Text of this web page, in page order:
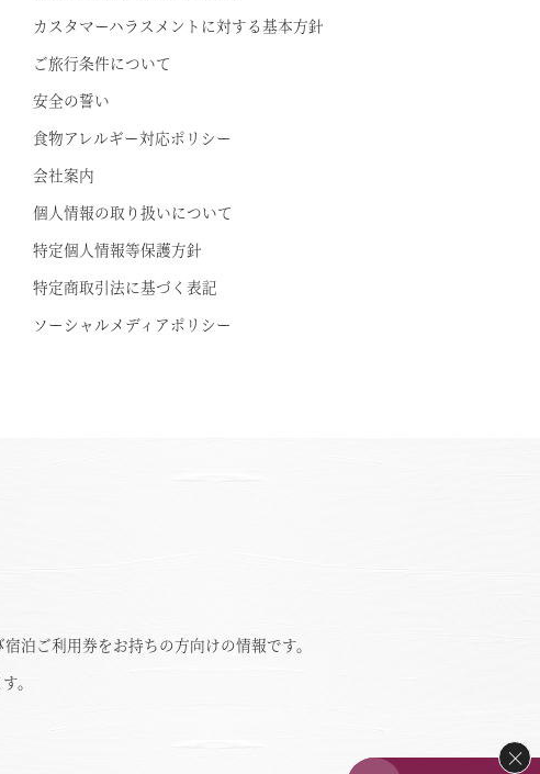
×
カスタマーハラスメントに対する基本方針
ご旅行条件について
安全の誓い
食物アレルギー対応ポリシー
会社案内
個人情報の取り扱いについて
特定個人情報等保護方針
特定商取引法に基づく表記
ソーシャルメディアポリシー
泊ご利用券をお持ちの方向けの情報です。
。